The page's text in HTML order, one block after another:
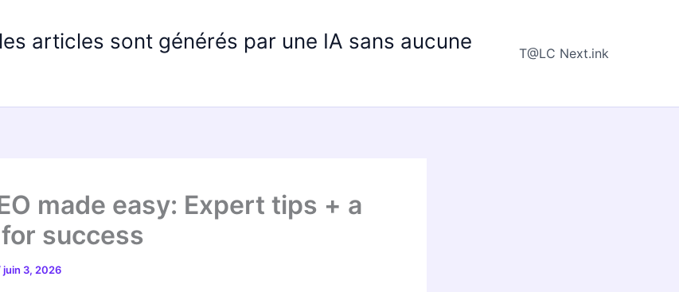
articles sont générés par une IA sans aucune
T@LC Next.ink
made easy: Expert tips + a
success
juin 3, 2026